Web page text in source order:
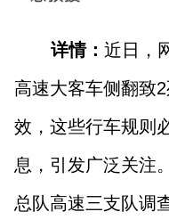
详情： 近日，
高速大客车侧翻致
效，这些行车规则
息，引发广泛关注
总队高速三支队调